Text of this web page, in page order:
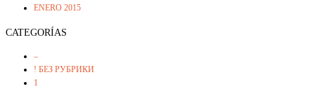
ENERO 2015
CATEGORÍAS
–
! БЕЗ РУБРИКИ
1